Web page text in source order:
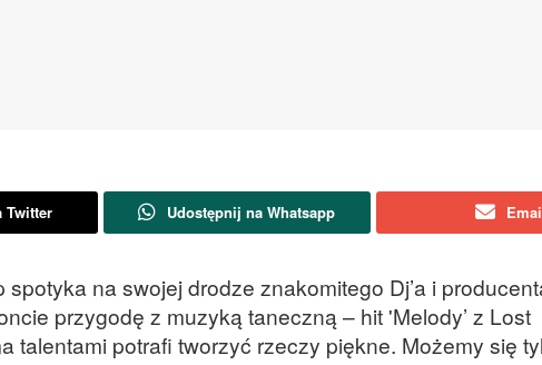
Twitter Udostępnij na Whatsapp
na swojej drodze znakomitego Dj’a i
przygodę z muzyką taneczną – hit 'Melody’ z Lost
talentami potrafi tworzyć rzeczy piękne. Możemy się